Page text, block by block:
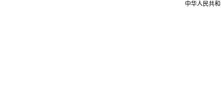
中华人民共